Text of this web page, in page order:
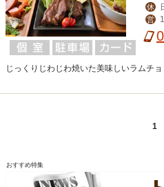
休
月曜
営
じっくりじわじわ焼いた美味しいラムチ
1
おすすめ特集